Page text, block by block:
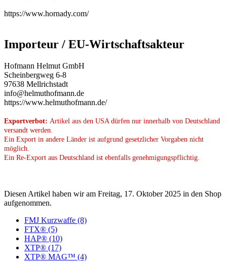
https://www.hornady.com/
Importeur / EU-Wirtschaftsakteur
Hofmann Helmut GmbH
Scheinbergweg 6-8
97638 Mellrichstadt
info@helmuthofmann.de
https://www.helmuthofmann.de/
Exportverbot: Artikel aus den USA dürfen nur innerhalb von Deutschland
versandt werden.
Ein Export in andere Länder ist aufgrund gesetzlicher Vorgaben nicht
möglich.
Ein Re-Export aus Deutschland ist ebenfalls genehmigungspflichtig.
Diesen Artikel haben wir am Freitag, 17. Oktober 2025 in den Shop
aufgenommen.
FMJ Kurzwaffe (8)
FTX® (5)
HAP® (10)
XTP® (17)
XTP® MAG™ (4)